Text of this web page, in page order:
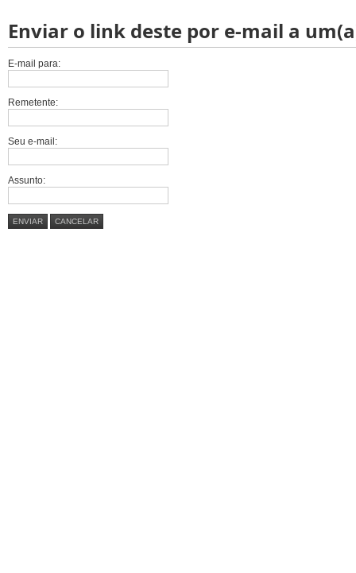
Enviar o link deste por e-mail a
E-mail para:
Remetente:
Seu e-mail:
Assunto:
ENVIAR CANCELAR